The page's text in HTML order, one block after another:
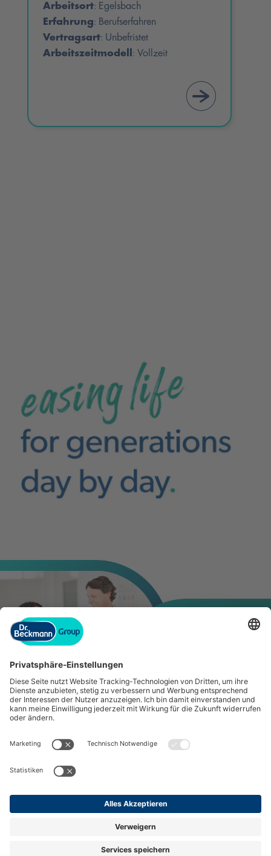
Arbeitsort: Egelsbach
Erfahrung: Berufserfahren
Vertragsart: Unbefristet
Arbeitszeitmodell
: Vollzeit
Datenschutz